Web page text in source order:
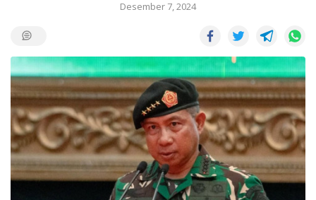
Desember 7, 2024